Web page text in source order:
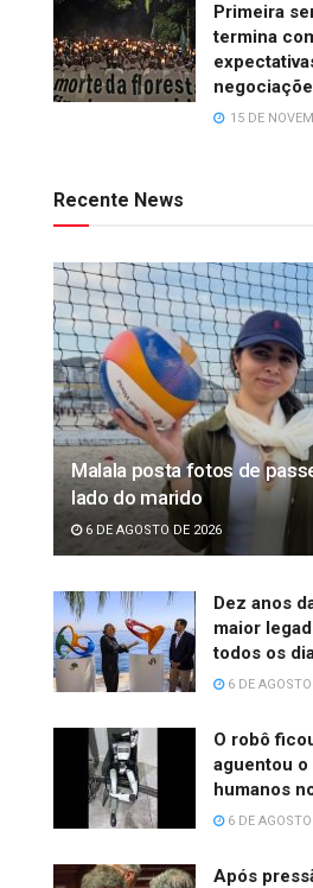
Primeira
termina
15 DE
Recente News
Malala posta fotos de
lado do marido
6 DE AGOSTO DE 2026
Dez anos
maior
todos os
6 DE
O robô
aguentou
humanos
6 DE
Após